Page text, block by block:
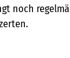
noch